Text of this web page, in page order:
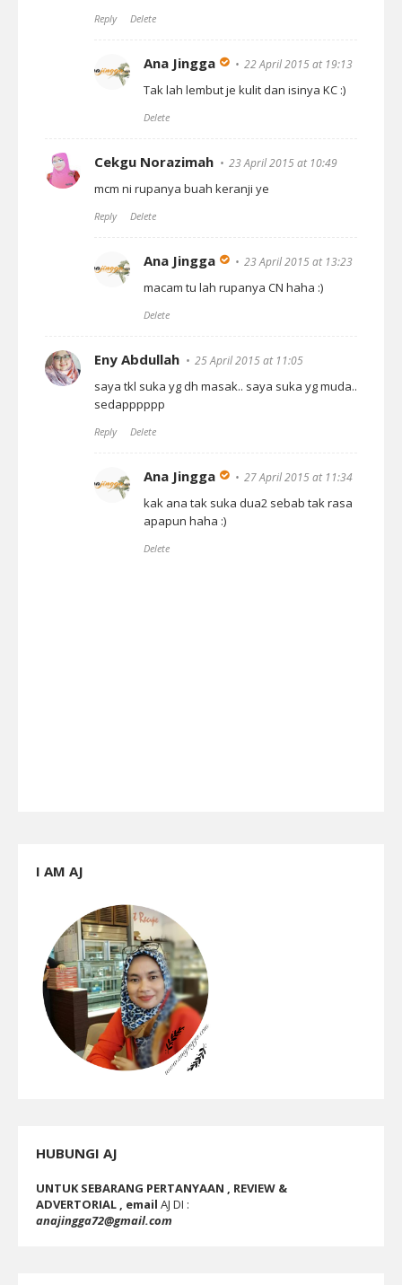
Reply Delete
Ana Jingga 22 April 2015 at 19:13
Tak lah lembut je kulit dan isinya KC :)
Delete
Cekgu Norazimah 23 April 2015 at 10:49
mcm ni rupanya buah keranji ye
Reply Delete
Ana Jingga 23 April 2015 at 13:23
macam tu lah rupanya CN haha :)
Delete
Eny Abdullah 25 April 2015 at 11:05
saya tkl suka yg dh masak.. saya suka yg muda..
sedapppppp
Reply Delete
Ana Jingga 27 April 2015 at 11:34
kak ana tak suka dua2 sebab tak rasa
apapun haha :)
Delete
I AM AJ
HUBUNGI AJ
UNTUK SEBARANG PERTANYAAN , REVIEW &
ADVERTORIAL , email AJ DI :
anajingga72@gmail.com